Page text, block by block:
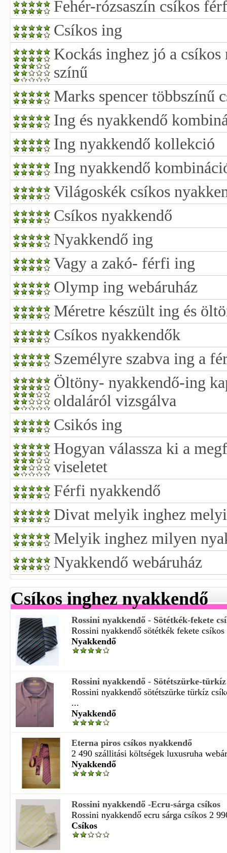
Fehér-rózsaszín csíkos
Csíkos ing
Kockás inghez jó a
színű
Marks spencer többszínű
Ing és nyakkendő
Ing nyakkendő kollekció
Ing nyakkendő
Világoskék csíkos
Csíkos nyakkendő
Nyakkendő ing
Vagy a zakó- férfi ing
Olymp ing webáruház
Méretre készült ing és
Csíkos nyakkendők
Személyre szabva ing a
Öltöny- nyakkendő-ing
oldaláról vizsgálva
Csikós ing
Hogyan válassza ki a
viseletet
Férfi nyakkendő
Divat melyik inghez
Melyik inghez milyen
Nyakkendő webáruház
Csíkos inghez nyakkendő
Rossini nyakkendő - Sötétkék-fekete
Rossini nyakkendő sötétkék fekete
Nyakkendő
Rossini nyakkendő - Sötétszürke-türkíz
Rossini nyakkendő sötétszürke türkíz
...
Nyakkendő
Eterna piros csíkos nyakkendő
2 490 szállitási költségek luxusruha
Nyakkendő
Rossini nyakkendő -Ecru-sárga csíkos
Rossini nyakkendő ecru sárga csíkos 2
Csíkos